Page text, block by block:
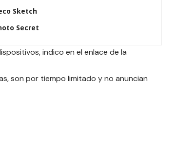
Sketch
Secret
indico en el enlace de la
son por tiempo limitado y no anuncian